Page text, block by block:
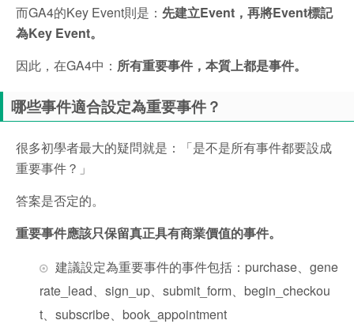
而GA4的Key Event則是： 先建立Event，再將Event標記
為Key Event。
因此，在GA4中： 所有重要事件，本質上都是事件。
哪些事件適合設定為重要事件？
很多初學者最大的疑問就是：
「是不是所有事件都要設成
重要事件？」
答案是否定的。
重要事件應該只保留真正具有商業價值的事件。
建議設定為重要事件的事件包括：purchase、gene
rate_lead、sign_up、submit_form、begin_checkou
t、subscribe、book_appointment